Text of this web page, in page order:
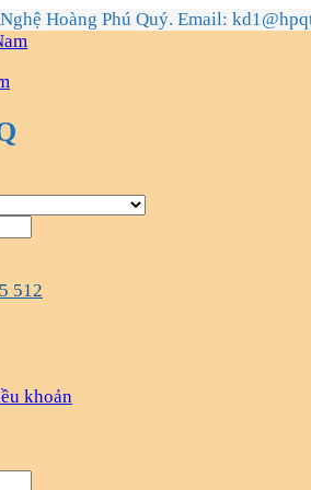
Hoàng Phú Quý. Email:
512
khoản